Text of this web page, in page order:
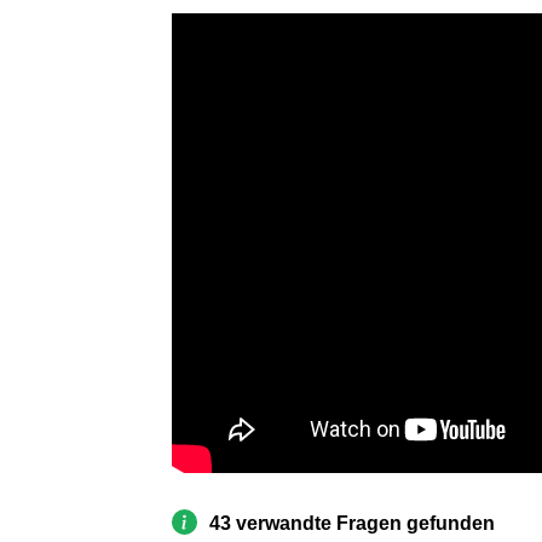
43 verwandte Fragen gefunden